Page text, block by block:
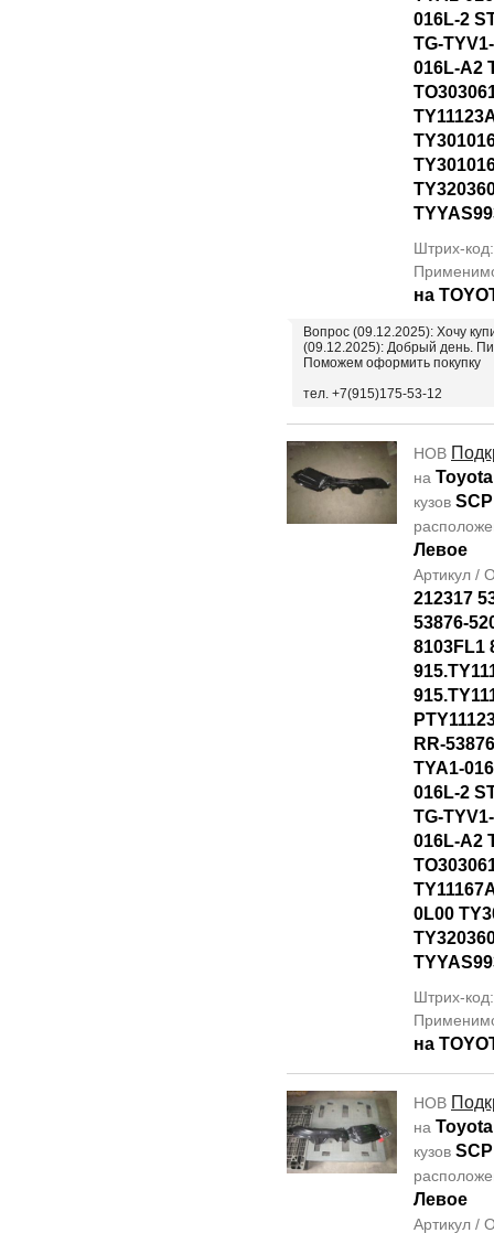
016L-2
TG-
016L-A2
Штрих-
на
Вопрос (09.12.2025): Хочу
(09.12.2025): Добрый день.
Поможем оформить покупку
тел. +7(915)175-53-12
НОВ
на
кузов
Левое
Артикул /
212317
53876-
8103FL1
RR-
TYA1-
016L-2
TG-
016L-A2
0L00
Штрих-
на
НОВ
на
кузов
Левое
Артикул /